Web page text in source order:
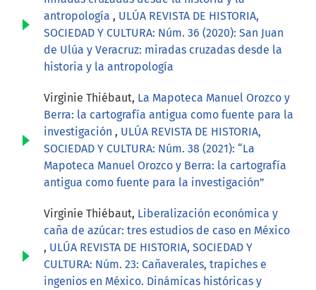
antropología , ULÚA REVISTA DE HISTORIA,
SOCIEDAD Y CULTURA: Núm. 36 (2020): San Juan
de Ulúa y Veracruz: miradas cruzadas desde la
historia y la antropología
Virginie Thiébaut, La Mapoteca Manuel Orozco y
Berra: la cartografía antigua como fuente para la
investigación , ULÚA REVISTA DE HISTORIA,
SOCIEDAD Y CULTURA: Núm. 38 (2021): “La
Mapoteca Manuel Orozco y Berra: la cartografía
antigua como fuente para la investigación”
Virginie Thiébaut, Liberalización económica y
caña de azúcar: tres estudios de caso en México
, ULÚA REVISTA DE HISTORIA, SOCIEDAD Y
CULTURA: Núm. 23: Cañaverales, trapiches e
ingenios en México. Dinámicas históricas y